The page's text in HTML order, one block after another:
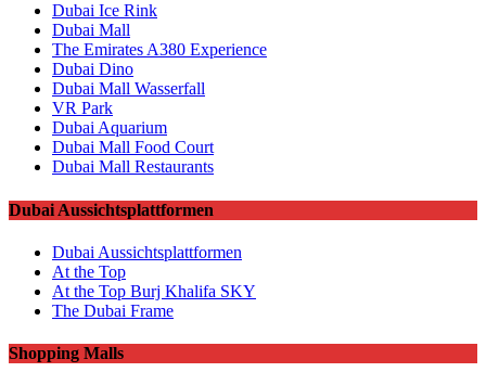
Dubai Ice Rink
Dubai Mall
The Emirates A380 Experience
Dubai Dino
Dubai Mall Wasserfall
VR Park
Dubai Aquarium
Dubai Mall Food Court
Dubai Mall Restaurants
Dubai Aussichtsplattformen
Dubai Aussichtsplattformen
At the Top
At the Top Burj Khalifa SKY
The Dubai Frame
Shopping Malls